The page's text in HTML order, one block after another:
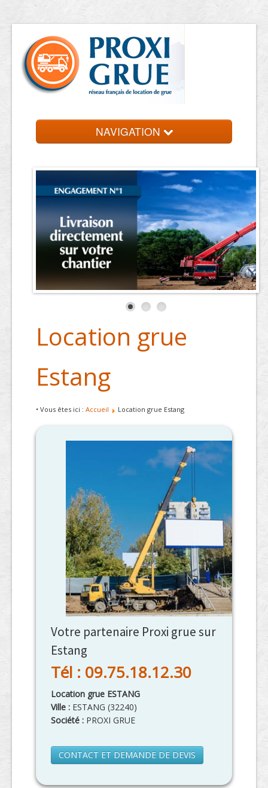
NAVIGATION
Location grue
Estang
• Vous êtes ici : Accueil Location grue Estang
Votre partenaire Proxi grue sur
Estang
Tél : 09.75.18.12.30
Location grue ESTANG
Ville : ESTANG (32240)
Société : PROXI GRUE
CONTACT ET DEMANDE DE DEVIS